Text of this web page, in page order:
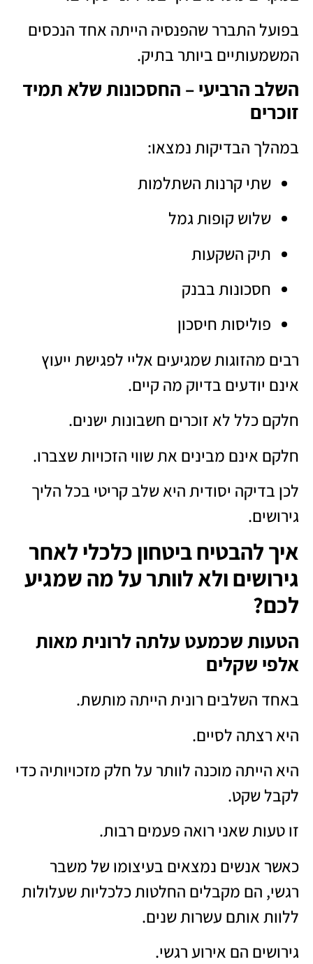
בפועל התברר שהפנסיה הייתה אחד הנכסים
המשמעותיים ביותר בתיק.
השלב הרביעי – החסכונות שלא תמיד
זוכרים
במהלך הבדיקות נמצאו:
שתי קרנות השתלמות
שלוש קופות גמל
תיק השקעות
חסכונות בבנק
פוליסות חיסכון
רבים מהזוגות שמגיעים אליי לפגישת ייעוץ
אינם יודעים בדיוק מה קיים.
חלקם כלל לא זוכרים חשבונות ישנים.
חלקם אינם מבינים את שווי הזכויות שצברו.
לכן בדיקה יסודית היא שלב קריטי בכל הליך
גירושים.
איך להבטיח ביטחון כלכלי לאחר
גירושים ולא לוותר על מה שמגיע
לכם?
הטעות שכמעט עלתה לרונית מאות
אלפי שקלים
באחד השלבים רונית הייתה מותשת.
היא רצתה לסיים.
היא הייתה מוכנה לוותר על חלק מזכויותיה כדי
לקבל שקט.
זו טעות שאני רואה פעמים רבות.
כאשר אנשים נמצאים בעיצומו של משבר
רגשי, הם מקבלים החלטות כלכליות שעלולות
ללוות אותם עשרות שנים.
גירושים הם אירוע רגשי.